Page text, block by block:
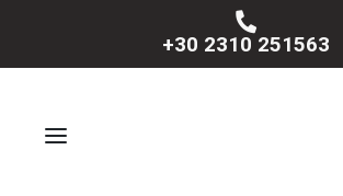
+30 2310 251563